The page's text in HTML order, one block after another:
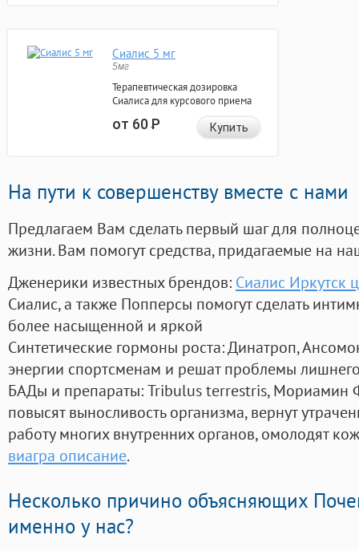
Сиалис 5 мг
5мг
Терапевтическая дозировка
Сиалиса для курсового приема
от 60Р Купить
На пути к совершенству вместе с нами
Предлагаем Вам сделать первый шаг для
жизни. Вам помогут средства, придагаемые на
Дженерики известных брендов: Сиалис Иркутск
Сиалис, а также Попперсы помогут сделать
более насыщенной и яркой
Синтетические гормоны роста: Динатроп,
энергии спортсменам и решат проблемы
БАДы и препараты:Tribulus terrestris, Мориамин
повысят выносливость организма, вернут
работу многих внутренних органов, омолодят
виагра описание.
Несколько причино объясняющих
именно у нас?